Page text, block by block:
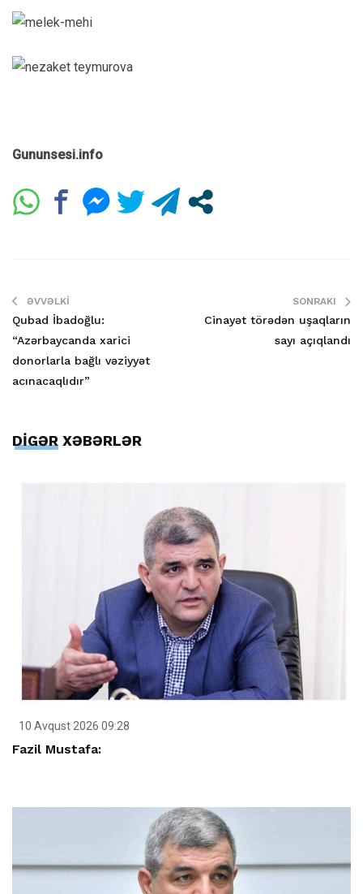
Gununsesi.info
ƏVVƏLKI
Qubad İbadoğlu:
“Azərbaycanda xarici
donorlarla bağlı vəziyyət
acınacaqlıdır”
SONRAKI
Cinayət törədən uşaqların
sayı açıqlandı
DİGƏR XƏBƏRLƏR
10 Avqust 2026 09:28
Fazil Mustafa: